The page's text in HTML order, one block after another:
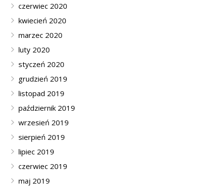
czerwiec 2020
kwiecień 2020
marzec 2020
luty 2020
styczeń 2020
grudzień 2019
listopad 2019
październik 2019
wrzesień 2019
sierpień 2019
lipiec 2019
czerwiec 2019
maj 2019